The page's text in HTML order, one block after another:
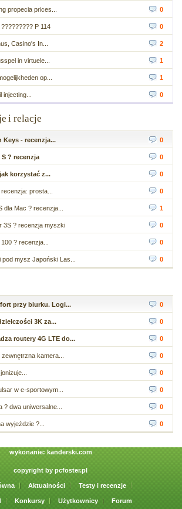
propecia prices... 0
P 114 0
Casino's In... 2
in virtuele... 1
op... 1
0
i relacje
Keys - recenzja... 0
? recenzja 0
korzystać z... 0
prosta... 0
dla Mac ? recenzja... 1
3S ? recenzja myszki 0
? recenzja... 0
pod mysz Japoński Las... 0
przy biurku. Logi... 0
3K za... 0
routery 4G LTE do... 0
kamera... 0
0
w e-sportowym... 0
? dwa uniwersalne... 0
wyjeździe ?... 0
wykonanie: kanderski.com
copyright by pcfoster.pl
Aktualności Testy i recenzje
Konkursy Użytkownicy Forum